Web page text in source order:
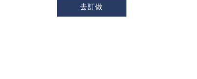
去訂做